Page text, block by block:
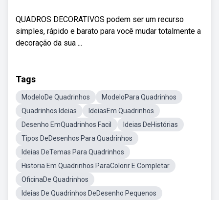
QUADROS DECORATIVOS podem ser um recurso
simples, rápido e barato para você mudar totalmente a
decoração da sua ...
Tags
ModeloDe Quadrinhos
ModeloPara Quadrinhos
Quadrinhos Ideias
IdeiasEm Quadrinhos
Desenho EmQuadrinhos Facil
Ideias DeHistórias
Tipos DeDesenhos Para Quadrinhos
Ideias DeTemas Para Quadrinhos
Historia Em Quadrinhos ParaColorir E Completar
OficinaDe Quadrinhos
Ideias De Quadrinhos DeDesenho Pequenos